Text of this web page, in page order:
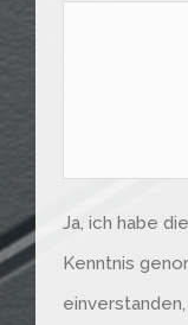
Ja, ich habe die
Kenntnis